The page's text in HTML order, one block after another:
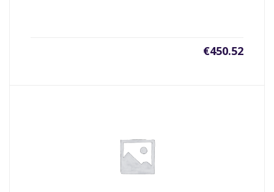
€450.52